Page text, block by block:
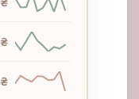
₴
₴